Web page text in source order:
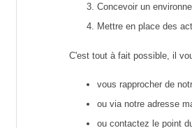
Concevoir un
Mettre en place des
C'est tout à fait possible, il
vous rapprocher de
ou via notre adresse
ou contactez le point